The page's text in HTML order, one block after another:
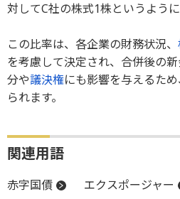
対してC社の株式1株というように
この比率は、各企業の財務状況、
を考慮して決定され、合併後の
分や議決権にも影響を与えるた
られます。
関連用語
赤字国債 エクスポージャー